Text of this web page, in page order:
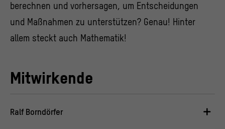
berechnen und vorhersagen, um Entscheidungen
und Maßnahmen zu unterstützen? Genau! Hinter
allem steckt auch Mathematik!
Mitwirkende
Ralf Borndörfer